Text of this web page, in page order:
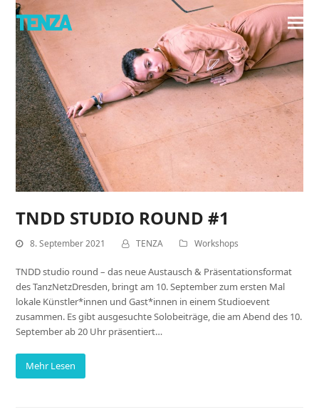
TNDD STUDIO ROUND #1
8. September 2021 TENZA Workshops
TNDD studio round – das neue Austausch & Präsentationsformat
des TanzNetzDresden, bringt am 10. September zum ersten Mal
lokale Künstler*innen und Gast*innen in einem Studioevent
zusammen. Es gibt ausgesuchte Solobeiträge, die am Abend des 10.
September ab 20 Uhr präsentiert…
Mehr Lesen